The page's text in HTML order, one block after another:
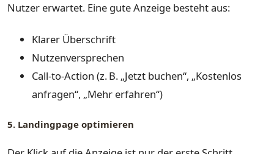
Nutzer erwartet. Eine gute Anzeige besteht aus:
Klarer Überschrift
Nutzenversprechen
Call-to-Action (z. B. „Jetzt buchen“, „Kostenlos
anfragen“, „Mehr erfahren“)
5. Landingpage optimieren